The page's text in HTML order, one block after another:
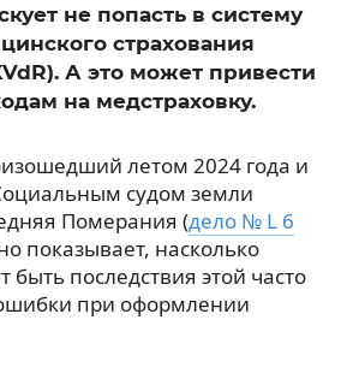
не попасть в систему
страхования
А это может привести
на медстраховку.
летом 2024 года и
судом земли
Померания (дело № L 6
показывает, насколько
быть последствия этой часто
при оформлении